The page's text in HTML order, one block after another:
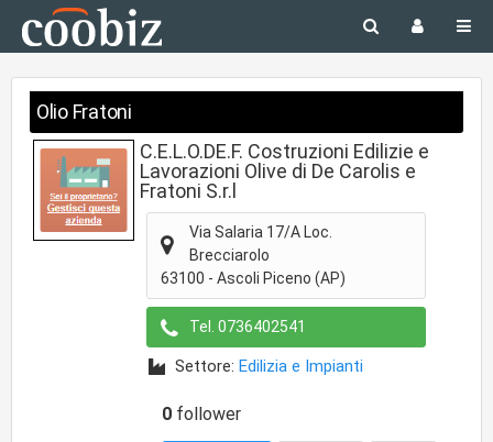
Olio Fratoni
C.E.L.O.DE.F. Costruzioni Edilizie e
Lavorazioni Olive di De Carolis e
Fratoni S.r.l
Via Salaria 17/A Loc.
Brecciarolo
63100 - Ascoli Piceno (AP)
Tel. 0736402541
Settore: Edilizia e Impianti
0 follower